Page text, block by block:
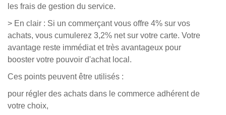
les frais de gestion du service.
> En clair : Si un commerçant vous offre 4% sur vos
achats, vous cumulerez 3,2% net sur votre carte. Votre
avantage reste immédiat et très avantageux pour
booster votre pouvoir d'achat local.
Ces points peuvent être utilisés :
pour régler des achats dans le commerce adhérent de
votre choix,